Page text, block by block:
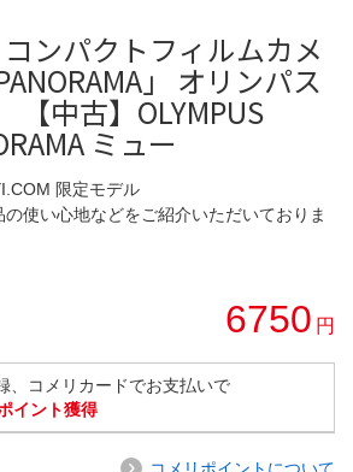
ンパクトフィルムカメ
」 オリンパス
【中古】OLYMPUS
ミュー
限定モデル
使い心地などをご紹介いただいておりま
6750 円
、コメリカードでお支払いで
イント獲得